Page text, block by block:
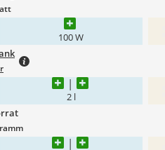
100 W
2 l